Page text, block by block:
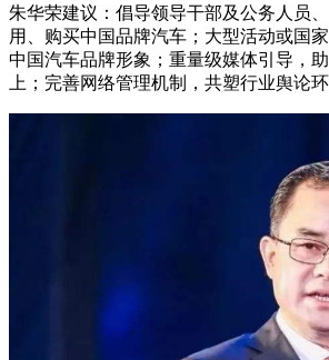
朱华荣建议：倡导领导干部及公务人员
用、购买中国品牌汽车；大型活动或国
中国汽车品牌形象；重量级媒体引导，
上；完善网络管理机制，共塑行业舆论环